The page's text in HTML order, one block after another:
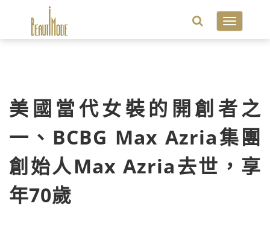
Toggle
美國當代女裝的開創者之
一、BCBG Max Azria集團
創始人Max Azria去世，享
年70歲